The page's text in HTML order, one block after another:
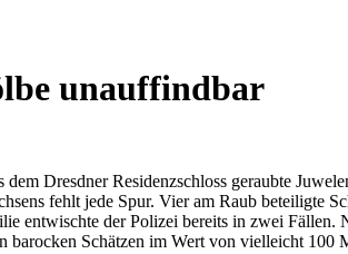
unauffindbar
Dresdner Residenzschloss geraubte
fehlt jede Spur. Vier am Raub beteiligte
entwischte der Polizei bereits in zwei
barocken Schätzen im Wert von vielleicht 100